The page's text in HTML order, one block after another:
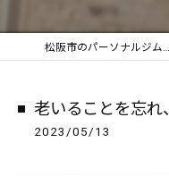
松阪市のパーソナルジムならIGNITE
老いることを忘れ
2023/05/13